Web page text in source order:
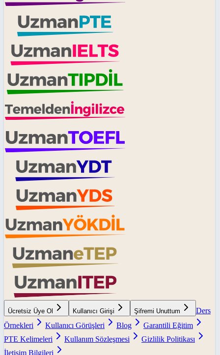
Ücretsiz Üye Ol Kullanıcı Girişi Şifremi Unuttum
Ders
Örnekleri
Kullanıcı Görüşleri Blog
Garantili Eğitim
PTE Kelimeleri
Kullanım Sözleşmesi
Gizlilik Politikası
İletişim Bilgileri